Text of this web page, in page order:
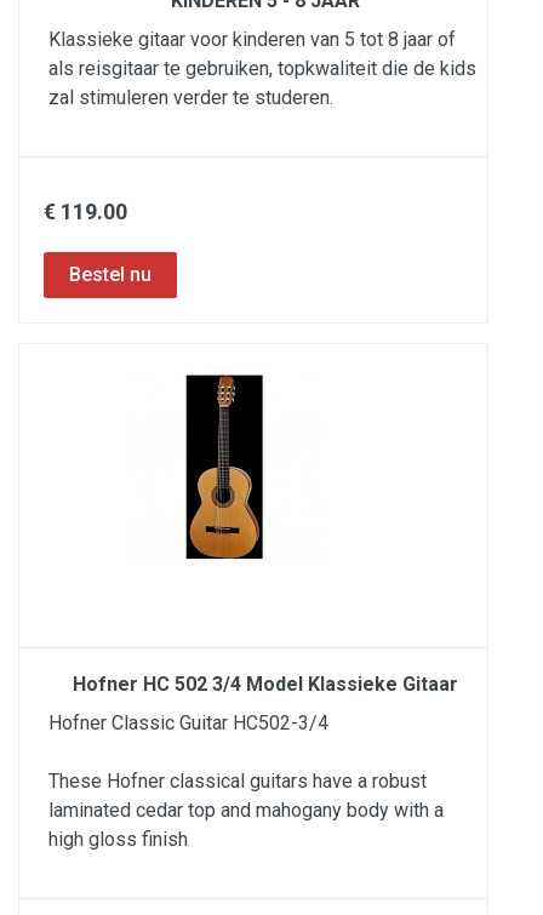
Klassieke gitaar voor kinderen van 5 tot 8 jaar of
als reisgitaar te gebruiken, topkwaliteit die de kids
zal stimuleren verder te studeren.
€ 119.00
Hofner HC 502 3/4 Model Klassieke Gitaar
Hofner Classic Guitar HC502-3/4
These Hofner classical guitars have a robust
laminated cedar top and mahogany body with a
high gloss finish